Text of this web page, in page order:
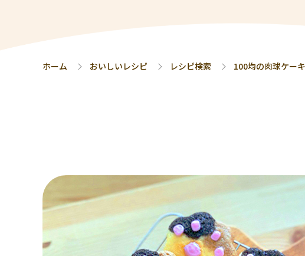
ホーム おいしいレシピ レシピ検索 100均の肉球ケー